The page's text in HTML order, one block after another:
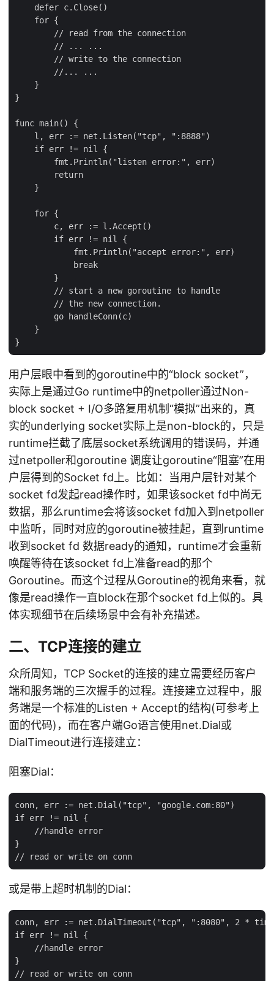
    defer c.Close()
    for {
        // read from the connection
        // ... ...
        // write to the connection
        //... ...
    }
}
func main() {
    l, err := net.Listen("tcp", ":8888")
    if err != nil {
        fmt.Println("listen error:", err)
        return
    }
    for {
        c, err := l.Accept()
        if err != nil {
            fmt.Println("accept error:", err)
            break
        }
        // start a new goroutine to handle
        // the new connection.
        go handleConn(c)
    }
用户层眼中看到的goroutine中的“block socket”，
实际上是通过Go runtime中的netpoller通过Non-
block socket + I/O多路复用机制“模拟”出来的，真
实的underlying socket实际上是non-block的，只是
runtime拦截了底层socket系统调用的错误码，并通
过netpoller和goroutine 调度让goroutine“阻塞”在用
户层得到的Socket fd上。比如：当用户层针对某个
socket fd发起read操作时，如果该socket fd中尚无
数据，那么runtime会将该socket fd加入到netpoller
中监听，同时对应的goroutine被挂起，直到runtime
收到socket fd 数据ready的通知，runtime才会重新
唤醒等待在该socket fd上准备read的那个
Goroutine。而这个过程从Goroutine的视角来看，就
像是read操作一直block在那个socket fd上似的。具
体实现细节在后续场景中会有补充描述。
二、TCP连接的建立
众所周知，TCP Socket的连接的建立需要经历客户
端和服务端的三次握手的过程。连接建立过程中，服
务端是一个标准的Listen + Accept的结构(可参考上
面的代码)，而在客户端Go语言使用net.Dial或
DialTimeout进行连接建立：
阻塞Dial：
conn, err := net.Dial("tcp", "google.com:80")
if err != nil {
    //handle error
}
或是带上超时机制的Dial：
conn, err := net.DialTimeout("tcp", ":8080", 2 *
if err != nil {
    //handle error
}